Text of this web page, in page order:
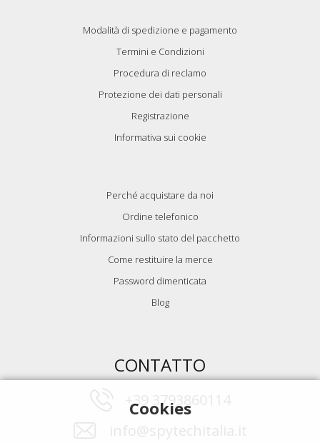
Modalità di spedizione e pagamento
Termini e Condizioni
Procedura di reclamo
Protezione dei dati personali
Registrazione
Informativa sui cookie
Perché acquistare da noi
Ordine telefonico
Informazioni sullo stato del pacchetto
Come restituire la merce
Password dimenticata
Blog
CONTATTO
+39 3793860114
Cookies